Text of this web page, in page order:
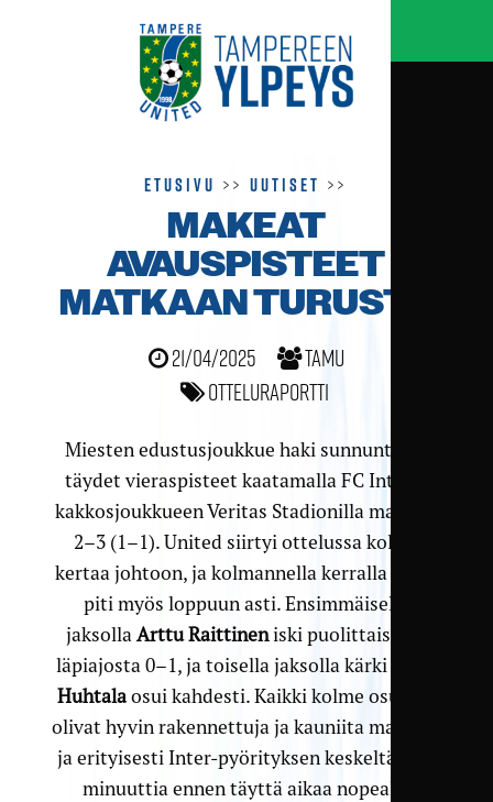
Etusivu >>Uutiset >>
MAKEAT
AVAUSPISTEET
MATKAAN TURUSTA
21/04/2025
TamU
Otteluraportti
Miesten edustusjoukkue haki sunnuntaina
täydet vieraspisteet kaatamalla FC Interin
kakkosjoukkueen Veritas Stadionilla maalein
2–3 (1–1). United siirtyi ottelussa kolme
kertaa johtoon, ja kolmannella kerralla johto
piti myös loppuun asti. Ensimmäisellä
jaksollaArttu Raittineniski puolittaisesta
läpiajosta 0–1, ja toisella jaksolla kärki
Huhtalaosui kahdesti. Kaikki kolme osumaa
olivat hyvin rakennettuja ja kauniita maaleja,
ja erityisesti Inter-pyörityksen keskeltä pari
minuuttia ennen täyttä aikaa nopealla